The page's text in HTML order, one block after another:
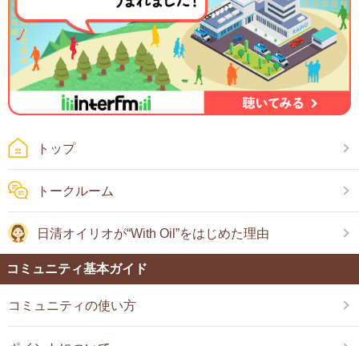
トップ
トークルーム
日清オイリオが“With Oil”をはじめた理由
コミュニティ基本ガイド
コミュニティの使い方